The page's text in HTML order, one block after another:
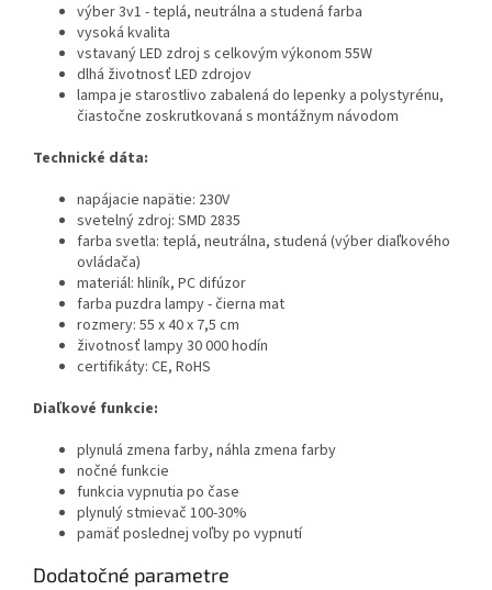
výber 3v1 - teplá, neutrálna a studená farba
vysoká kvalita
vstavaný LED zdroj s celkovým výkonom 55W
dlhá životnosť LED zdrojov
lampa je starostlivo zabalená do lepenky a polystyrénu,
čiastočne zoskrutkovaná s montážnym návodom
Technické dáta:
napájacie napätie: 230V
svetelný zdroj: SMD 2835
farba svetla: teplá, neutrálna, studená (výber diaľkového
ovládača)
materiál: hliník, PC difúzor
farba puzdra lampy - čierna mat
rozmery: 55 x 40 x 7,5 cm
životnosť lampy 30 000 hodín
certifikáty: CE, RoHS
Diaľkové funkcie:
plynulá zmena farby, náhla zmena farby
nočné funkcie
funkcia vypnutia po čase
plynulý stmievač 100-30%
pamäť poslednej voľby po vypnutí
Dodatočné parametre